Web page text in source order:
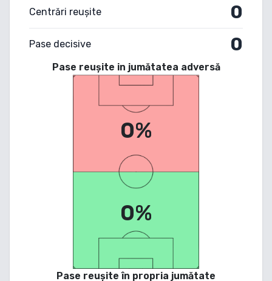
Centrări reușite 0
Pase decisive 0
Pase reușite in jumătatea adversă
0%
0%
Pase reușite în propria jumătate